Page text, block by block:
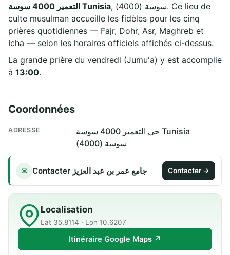
التعمير 4000 سوسة Tunisia, سوسة (4000). Ce lieu de
culte musulman accueille les fidèles pour les cinq
prières quotidiennes — Fajr, Dohr, Asr, Maghreb et
Icha — selon les horaires officiels affichés ci-dessus.
La grande prière du vendredi (Jumu'a) y est accomplie
à 13:00.
Coordonnées
ADRESSE
حي التعمير 4000 سوسة Tunisia
سوسة (4000)
✉ Contacter جامع عمر بن عبد العزيز Contacter →
Localisation
Lat 35.8114 · Lon 10.6207
Itinéraire Google Maps ↗